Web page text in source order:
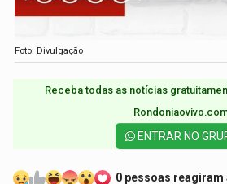
Foto: Divulgação
Receba todas as notícias
ENTRAR NO
0 pessoas reagiram